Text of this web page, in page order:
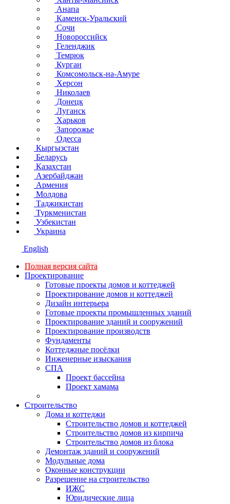
Анапа
Каменск-Уральский
Сочи
Новороссийск
Геленджик
Темрюк
Курган
Комсомольск-на-Амуре
Херсон
Николаев
Донецк
Луганск
Харьков
Запорожье
Одесса
Кыргызстан
Беларусь
Казахстан
Азербайджан
Армения
Молдова
Таджикистан
Туркменистан
Узбекистан
Украина
English
Полная версия сайта
Проектирование
Готовые проекты домов и коттеджей
Проектирование домов и коттеджей
Дизайн интерьера
Готовые проекты промышленных зданий
Проектирование зданий и сооружений
Проектирование производств
Фундаменты
Коттеджные посёлки
Инженерные изыскания
СПА
Проект бассейна
Проект хамама
Строительство
Дома и коттеджи
Строительство домов и коттеджей
Строительство домов из кирпича
Строительство домов из блока
Демонтаж зданий и сооружений
Модульные дома
Оконные конструкции
Разрешение на строительство
ИЖС
Юридические лица